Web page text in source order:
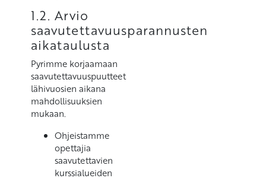
1.2. Arvio
saavutettavuusparannusten
aikataulusta
Pyrimme korjaamaan
saavutettavuuspuutteet
lähivuosien aikana
mahdollisuuksien
mukaan.
Ohjeistamme
opettajia
saavutettavien
kurssialueiden